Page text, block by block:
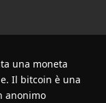
una moneta
Il bitcoin è una
anonimo